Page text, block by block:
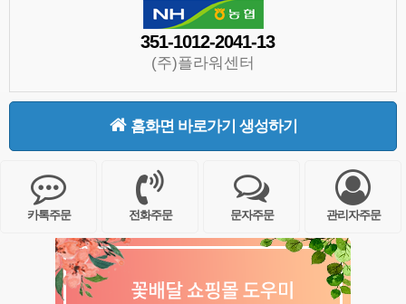
351-1012-2041-13
(주)플라워센터
홈화면 바로가기 생성하기
카톡주문 전화주문 문자주문 관리자주문